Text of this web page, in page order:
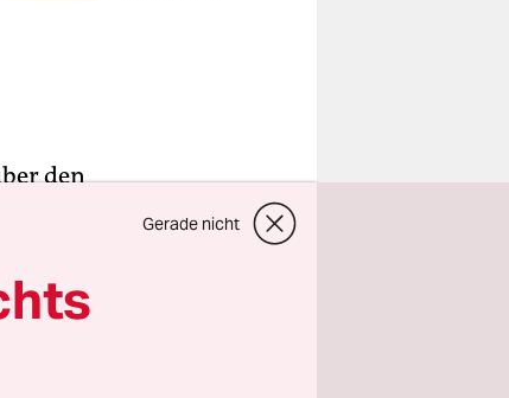
den
Gerade nicht